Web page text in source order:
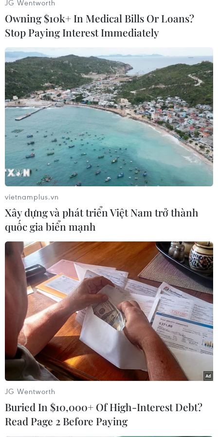
#Elizabeth Taylor #Qua đời #Hollywood
#Richard Burton
Theo dõi VietnamPlus
TIN CÙNG CHUYÊN MỤC
Phim Việt tham dự Liên hoan phim
ASEAN 2026 tại Hong Kong
07/08/2026 15:44
Doanh thu Người Nhện tăng nhanh
tại phòng vé Việt
03/08/2026 07:17
Phim huyền sử "Hộ linh tráng sỹ"
được chiếu ở định dạng IMAX
31/07/2026 02:47
Hiệu ứng từ “The Odyssey” giúp
doanh số sách sử thi và thần thoại
JG Wentworth
Owning $10k+ In Medical Bills Or Loans?
Stop Paying Interest Immediately
vietnamplus.vn
Xây dựng và phát triển Việt Nam trở thành
quốc gia biển mạnh
JG Wentworth
Buried In $10,000+ Of High-Interest Debt?
Read Page 2 Before Paying